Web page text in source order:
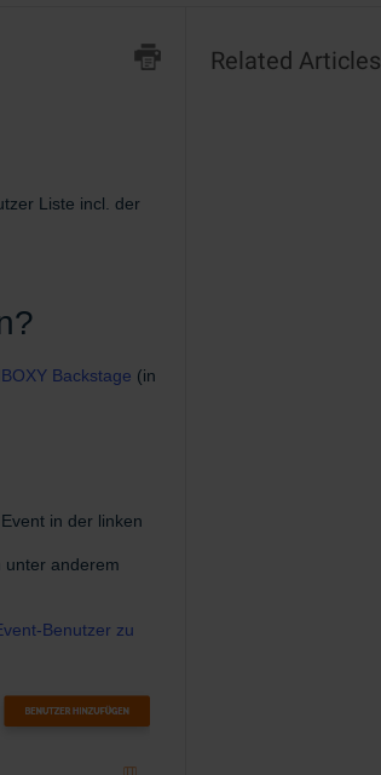
Liste incl. der
Backstage (in
in der linken
unter anderem
Benutzer zu
Related Articles